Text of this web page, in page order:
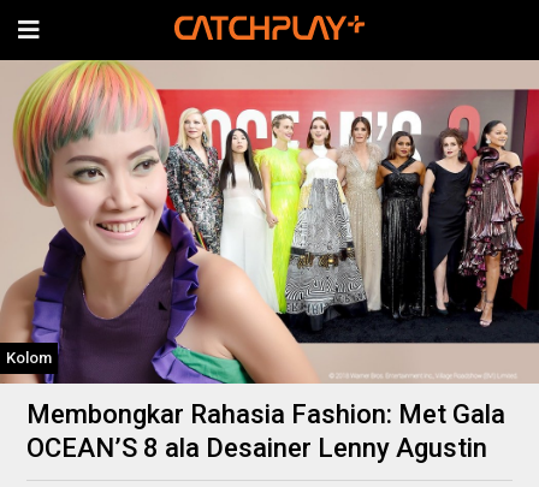
Kolom
Membongkar Rahasia Fashion: Met Gala
OCEAN’S 8 ala Desainer Lenny Agustin